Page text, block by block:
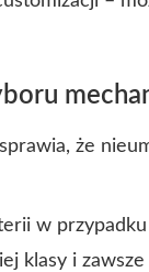
że
w
klasy i